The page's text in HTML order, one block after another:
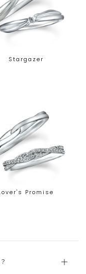
Stargazer
Promise